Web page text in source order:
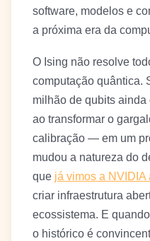
software, modelos e
a próxima era da
O Ising não resolve
computação quântica.
milhão de qubits
ao transformar o
calibração — em um
mudou a natureza do
que já vimos a NVIDIA
criar infraestrutura
ecossistema. E
o histórico é